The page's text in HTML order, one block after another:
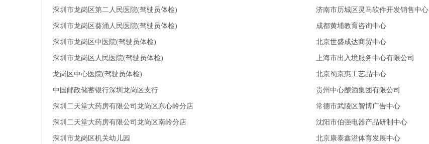
深圳市龙岗区第二人民医院(驾驶员体检)
深圳市龙岗区葵涌人民医院(驾驶员体检)
深圳市龙岗区中医院(驾驶员体检)
深圳市龙岗区人民医院(驾驶员体检)
龙岗区中心医院(驾驶员体检)
中国邮政储蓄银行深圳龙岗区支行
深圳二天堂大药房有限公司龙岗区东心岭分店
深圳二天堂大药房有限公司龙岗区南岭分店
深圳市龙岗区机关幼儿园
济南市历城区灵马软件开发销售中心
成都黄埔教育咨询中心
北京世盛成达商贸中心
上海市出入境服务中心有限公司
北京蜀京惠工艺品中心
贵州中心酿酒集团有限公司
常德市武陵区智博广告中心
沈阳市伯强电器产品研制中心
北京康泰鑫溢体育发展中心